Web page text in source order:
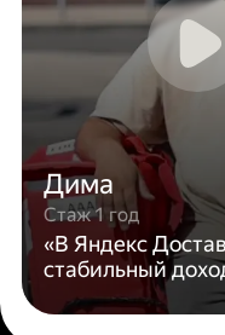
Дима
Стаж 1 год
«В Яндекс
стабильный